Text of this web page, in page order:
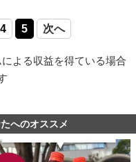
4 5 次へ
よる収益を得ている場合
へのオススメ